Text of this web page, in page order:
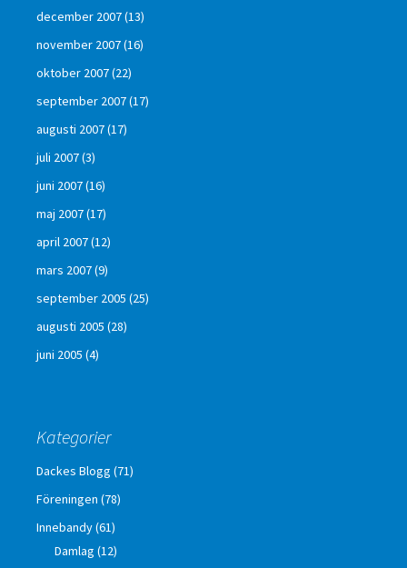
december 2007(13)
november 2007(16)
oktober 2007(22)
september 2007(17)
augusti 2007(17)
juli 2007(3)
juni 2007(16)
maj 2007(17)
april 2007(12)
mars 2007(9)
september 2005 (25)
augusti 2005 (28)
juni 2005 (4)
Kategorier
Dackes Blogg (71)
Föreningen (78)
Innebandy(61)
Damlag (12)